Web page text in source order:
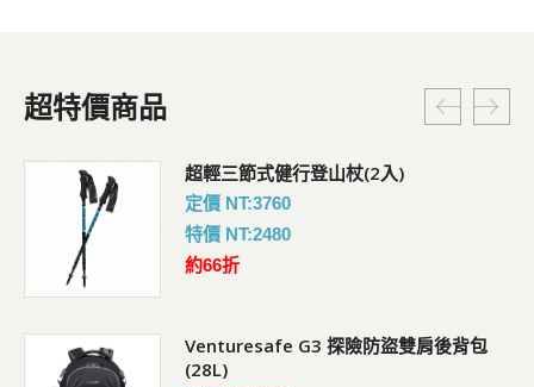
超特價商品
超輕三節式健行登山杖(2入)
定價 NT:3760
特價 NT:2480
約66折
Venturesafe G3 探險防盜雙肩後背包
(28L)